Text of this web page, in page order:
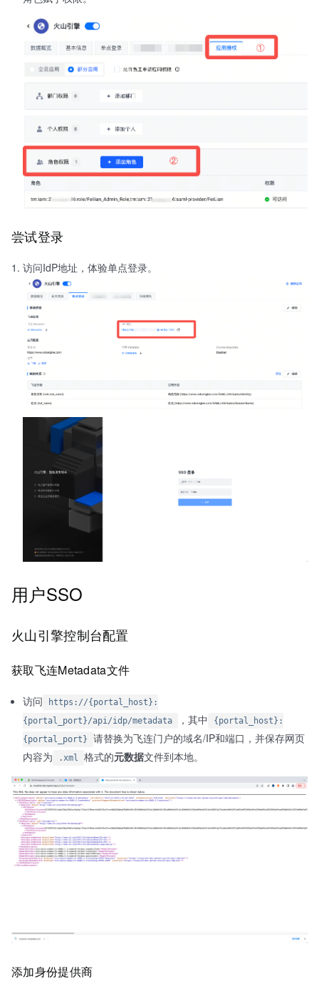
尝试登录
访问IdP地址，体验单点登录。
用户SSO
火山引擎控制台配置
获取飞连Metadata文件
访问
https://{portal_host}:
{portal_port}/api/idp/metadata
，其中
{portal_host}:
{portal_port}
请替换为飞连门户的域名/IP和端口，并保存网页
内容为
.xml 格式的元数据文件到本地。
添加身份提供商